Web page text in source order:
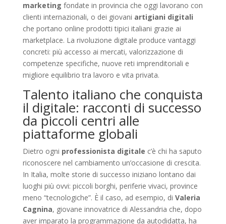
marketing fondate in provincia che oggi lavorano con
clienti internazionali, o dei giovani artigiani digitali
che portano online prodotti tipici italiani grazie ai
marketplace. La rivoluzione digitale produce vantaggi
concreti: più accesso ai mercati, valorizzazione di
competenze specifiche, nuove reti imprenditoriali e
migliore equilibrio tra lavoro e vita privata.
Talento italiano che conquista
il digitale: racconti di successo
da piccoli centri alle
piattaforme globali
Dietro ogni professionista digitale c’è chi ha saputo
riconoscere nel cambiamento un’occasione di crescita.
In Italia, molte storie di successo iniziano lontano dai
luoghi più ovvi: piccoli borghi, periferie vivaci, province
meno “tecnologiche”. È il caso, ad esempio, di Valeria
Cagnina, giovane innovatrice di Alessandria che, dopo
aver imparato la programmazione da autodidatta, ha